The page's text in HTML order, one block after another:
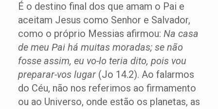
É o destino final dos que amam o Pai e
aceitam Jesus como Senhor e Salvador,
como o próprio Messias afirmou: Na casa
de meu Pai há muitas moradas; se não
fosse assim, eu vo-lo teria dito, pois vou
preparar-vos lugar(Jo 14.2). Ao falarmos
do Céu, não nos referimos ao firmamento
ou ao Universo, onde estão os planetas, as